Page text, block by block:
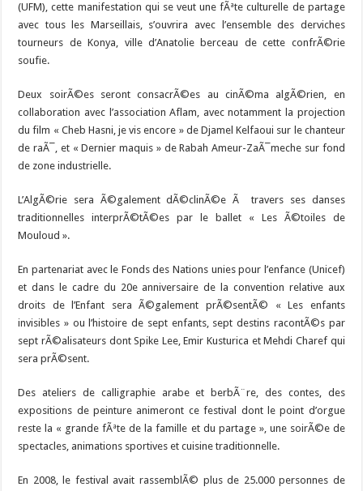
(UFM), cette manifestation qui se veut une fÃªte culturelle de partage
avec tous les Marseillais, s’ouvrira avec l’ensemble des derviches
tourneurs de Konya, ville d’Anatolie berceau de cette confrÃ©rie
soufie.
Deux soirÃ©es seront consacrÃ©es au cinÃ©ma algÃ©rien, en
collaboration avec l’association Aflam, avec notamment la projection
du film « Cheb Hasni, je vis encore » de Djamel Kelfaoui sur le chanteur
de raÃ¯, et « Dernier maquis » de Rabah Ameur-ZaÃ¯meche sur fond
de zone industrielle.
L’AlgÃ©rie sera Ã©galement dÃ©clinÃ©e Ã travers ses danses
traditionnelles interprÃ©tÃ©es par le ballet « Les Ã©toiles de
Mouloud ».
En partenariat avec le Fonds des Nations unies pour l’enfance (Unicef)
et dans le cadre du 20e anniversaire de la convention relative aux
droits de l’Enfant sera Ã©galement prÃ©sentÃ© « Les enfants
invisibles » ou l’histoire de sept enfants, sept destins racontÃ©s par
sept rÃ©alisateurs dont Spike Lee, Emir Kusturica et Mehdi Charef qui
sera prÃ©sent.
Des ateliers de calligraphie arabe et berbÃ¨re, des contes, des
expositions de peinture animeront ce festival dont le point d’orgue
reste la « grande fÃªte de la famille et du partage », une soirÃ©e de
spectacles, animations sportives et cuisine traditionnelle.
En 2008, le festival avait rassemblÃ© plus de 25.000 personnes de